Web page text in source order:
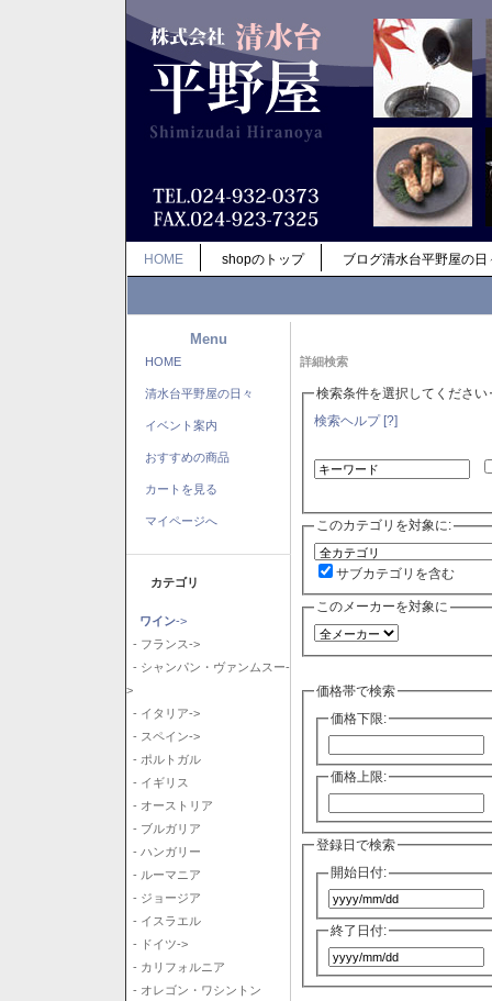
HOME shopのトップ ブログ清水台平野屋の日
Menu
HOME
清水台平野屋の日々
イベント案内
おすすめの商品
カートを見る
マイページへ
カテゴリ
ワイン->
- フランス->
- シャンパン・ヴァンムスー-
>
- イタリア->
- スペイン->
- ポルトガル
- イギリス
- オーストリア
- ブルガリア
- ハンガリー
- ルーマニア
- ジョージア
- イスラエル
- ドイツ->
- カリフォルニア
- オレゴン・ワシントン
詳細検索
検索条件を選択してください
検索ヘルプ [?]
このカテゴリを対象に:
サブカテゴリを含む
このメーカーを対象に
価格帯で検索
価格下限:
価格上限:
登録日で検索
開始日付:
終了日付: